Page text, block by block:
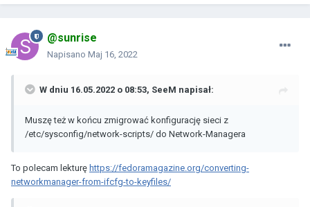
@sunrise
Napisano Maj 16, 2022
W dniu 16.05.2022 o 08:53, SeeM napisał:
Muszę też w końcu zmigrować konfigurację sieci z
/etc/sysconfig/network-scripts/ do Network-Managera
To polecam lekturę https://fedoramagazine.org/converting-
networkmanager-from-ifcfg-to-keyfiles/